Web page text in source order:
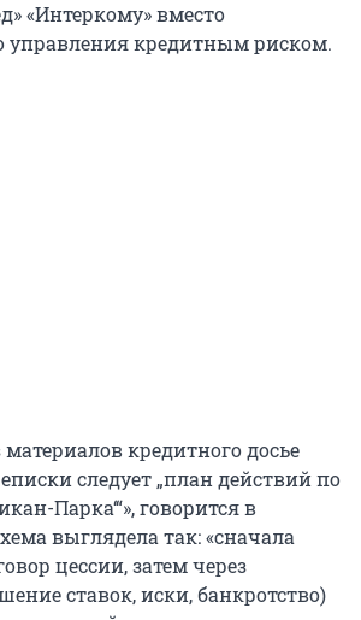
«Интеркому» вместо
управления кредитным риском.
материалов кредитного досье
следует „план действий по
Парка‘“», говорится в
выглядела так: «сначала
цессии, затем через
ставок, иски, банкротство)